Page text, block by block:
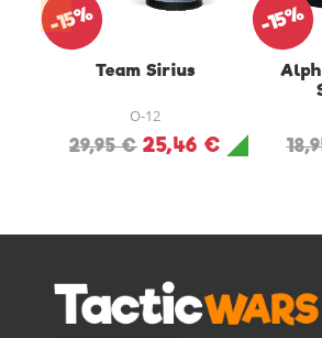
Team Sirius
O-12
29,95 € 25,46 €
-15% -15%